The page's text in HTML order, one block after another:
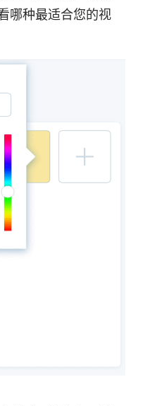
哪种最适合您的视